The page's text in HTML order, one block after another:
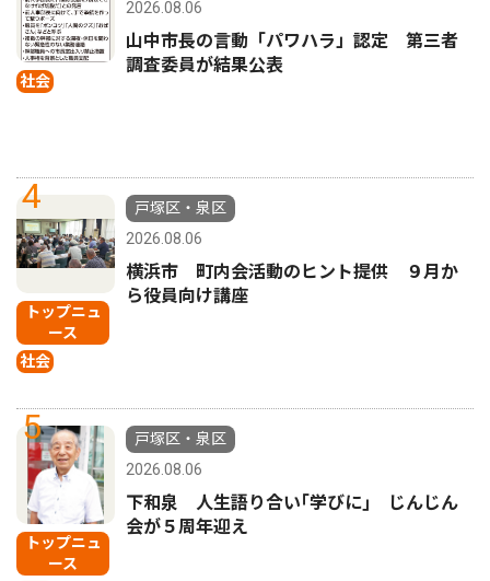
社会
2026.08.06
山中市長の言動「パワハラ」認定 第三者
調査委員が結果公表
4
トップニュ
ース
社会
戸塚区・泉区
2026.08.06
横浜市 町内会活動のヒント提供 ９月か
ら役員向け講座
5
トップニュ
ース
戸塚区・泉区
2026.08.06
下和泉 人生語り合い｢学びに｣ じんじん
会が５周年迎え